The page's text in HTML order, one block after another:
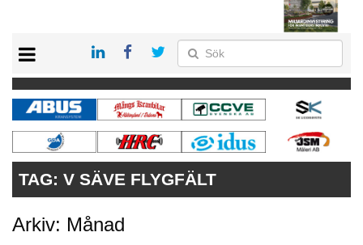
KONTAKT
VÅRA ANDRA MAGASIN
PRENUMERERA
ANNONSERA
TAG: V SÄVE FLYGFÄLT
Arkiv: Månad